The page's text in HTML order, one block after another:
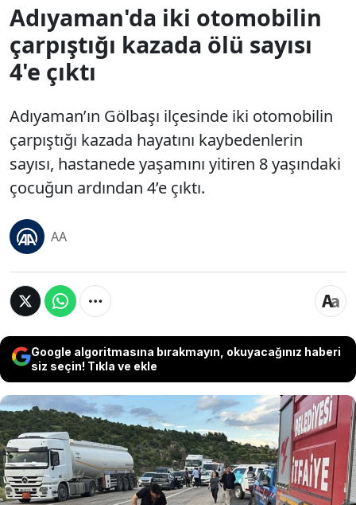
Adıyaman'da iki otomobilin
çarpıştığı kazada ölü sayısı
4'e çıktı
Adıyaman’ın Gölbaşı ilçesinde iki otomobilin
çarpıştığı kazada hayatını kaybedenlerin
sayısı, hastanede yaşamını yitiren 8 yaşındaki
çocuğun ardından 4’e çıktı.
AA
Google algoritmasına bırakmayın, okuyacağınız haberi
siz seçin! Tıkla ve ekle
Adıyaman’ın Gölbaşı ilçesinde iki
otomobilin çarpıştığı kazada hayatını
kaybedenlerin sayısı, hastanede yaşamını